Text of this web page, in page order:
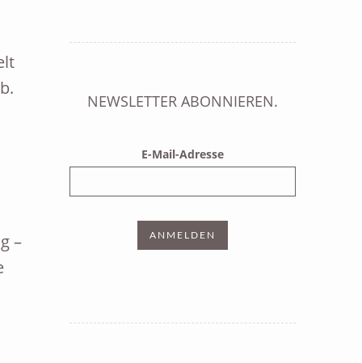
–
NEWSLETTER ABONNIEREN.
E-Mail-Adresse